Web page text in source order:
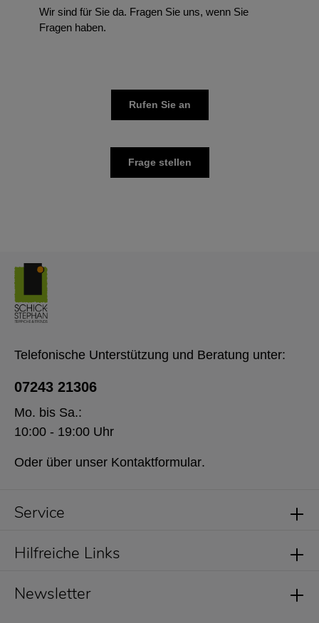
Wir sind für Sie da. Fragen Sie uns, wenn Sie
Fragen haben.
Rufen Sie an
Frage stellen
Service
Newsletter
Telefonische Unterstützung und Beratung unter:
07243 21306
Mo. bis Sa.:
10:00 - 19:00 Uhr
Oder über unser Kontaktformular.
Hilfreiche Links